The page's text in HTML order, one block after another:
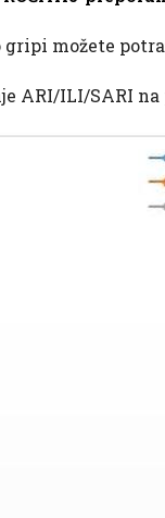
možete
ARI/ILI/SARI na